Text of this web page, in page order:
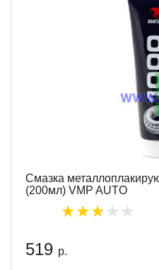
Смазка
(200мл) VMP AUTO
519 р.